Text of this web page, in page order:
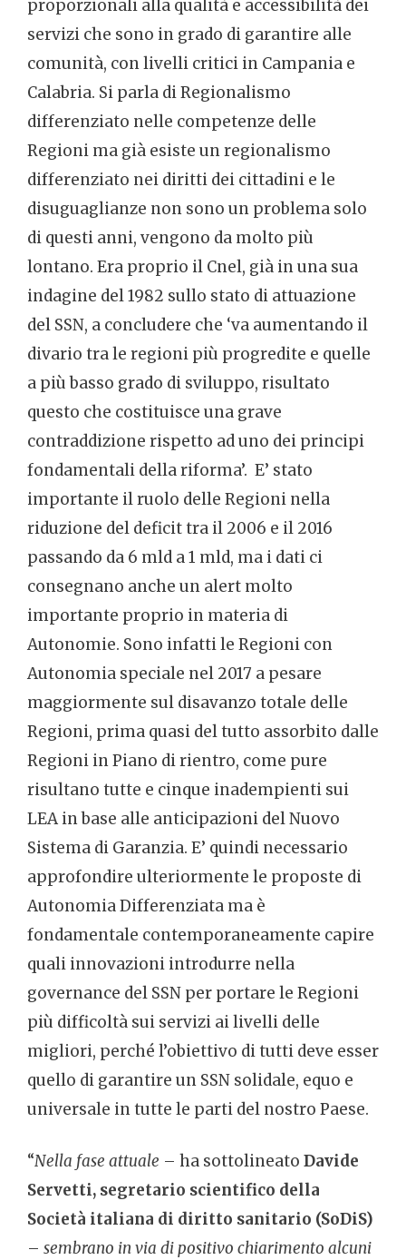
proporzionali alla qualità e accessibilità dei
servizi che sono in grado di garantire alle
comunità, con livelli critici in Campania e
Calabria. Si parla di Regionalismo
differenziato nelle competenze delle
Regioni ma già esiste un regionalismo
differenziato nei diritti dei cittadini e le
disuguaglianze non sono un problema solo
di questi anni, vengono da molto più
lontano. Era proprio il Cnel, già in una sua
indagine del 1982 sullo stato di attuazione
del SSN, a concludere che ‘va aumentando il
divario tra le regioni più progredite e quelle
a più basso grado di sviluppo, risultato
questo che costituisce una grave
contraddizione rispetto ad uno dei principi
fondamentali della riforma’. E’ stato
importante il ruolo delle Regioni nella
riduzione del deficit tra il 2006 e il 2016
passando da 6 mld a 1 mld, ma i dati ci
consegnano anche un alert molto
importante proprio in materia di
Autonomie. Sono infatti le Regioni con
Autonomia speciale nel 2017 a pesare
maggiormente sul disavanzo totale delle
Regioni, prima quasi del tutto assorbito dalle
Regioni in Piano di rientro, come pure
risultano tutte e cinque inadempienti sui
LEA in base alle anticipazioni del Nuovo
Sistema di Garanzia. E’ quindi necessario
approfondire ulteriormente le proposte di
Autonomia Differenziata ma è
fondamentale contemporaneamente capire
quali innovazioni introdurre nella
governance del SSN per portare le Regioni
più difficoltà sui servizi ai livelli delle
migliori, perché l’obiettivo di tutti deve esser
quello di garantire un SSN solidale, equo e
universale in tutte le parti del nostro Paese.
“Nella fase attuale – ha sottolineato Davide
Servetti, segretario scientifico della
Società italiana di diritto sanitario (SoDiS)
– sembrano in via di positivo chiarimento alcuni